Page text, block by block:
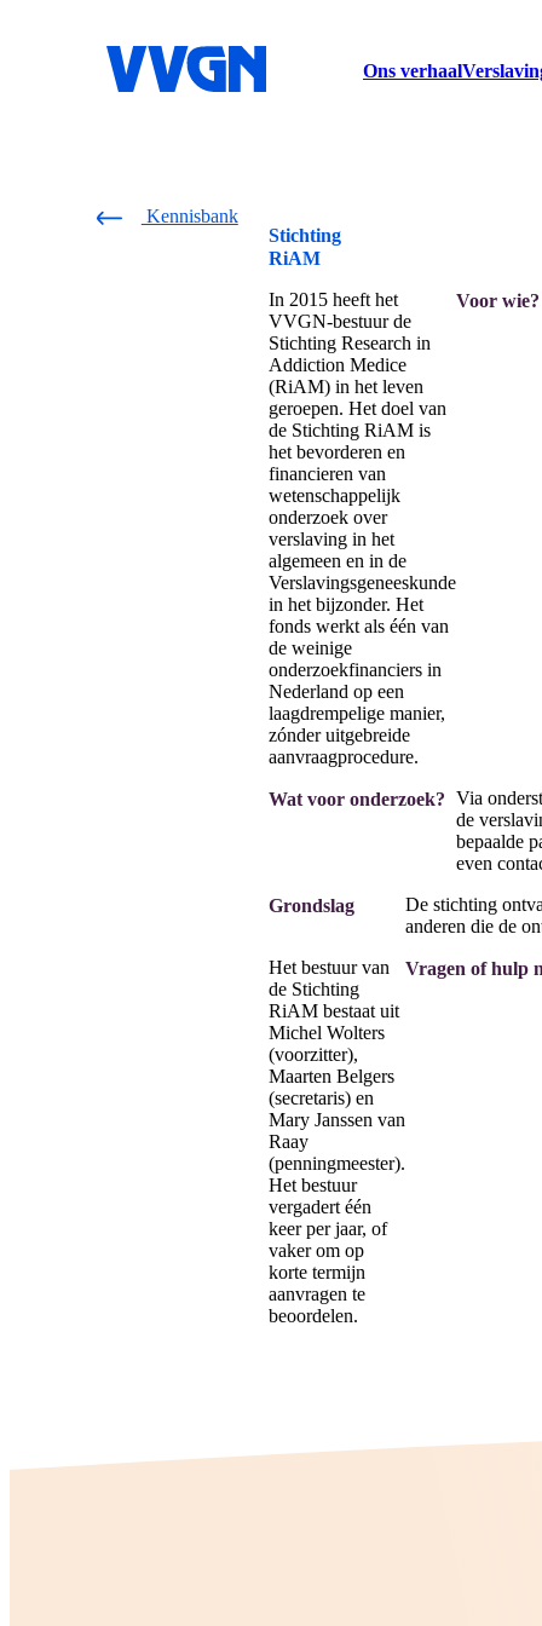
Ons verhaal
Kennisbank
Stichting
RiAM
In 2015 heeft het
VVGN-bestuur de
Stichting Research in
Addiction Medice
(RiAM) in het leven
geroepen. Het doel van
de Stichting RiAM is
het bevorderen en
financieren van
wetenschappelijk
onderzoek over
verslaving in het
algemeen en in de
Verslavingsgeneeskunde
in het bijzonder. Het
fonds werkt als één van
de weinige
onderzoekfinanciers in
Nederland op een
laagdrempelige manier,
zónder uitgebreide
aanvraagprocedure.
Voor wie?
Wat voor onderzoek? Via
de
bepaalde
even
Grondslag
De stichting
anderen die de
Het bestuur van
de Stichting
RiAM bestaat uit
Michel Wolters
(voorzitter),
Maarten Belgers
(secretaris) en
Mary Janssen van
Raay
(penningmeester).
Het bestuur
vergadert één
keer per jaar, of
vaker om op
korte termijn
aanvragen te
beoordelen.
Vragen of hulp